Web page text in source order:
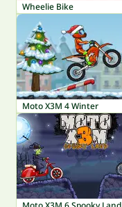
Wheelie Bike
Moto X3M 4 Winter